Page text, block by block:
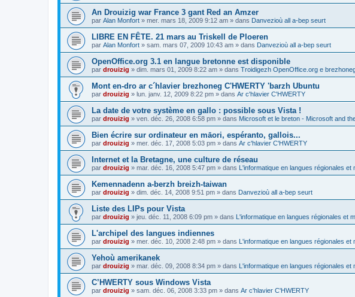
An Drouizig war France 3 gant Red an Amzer
par Alan Monfort » mer. mars 18, 2009 9:12 am » dans Danvezioù all a-bep seurt
LIBRE EN FÊTE. 21 mars au Triskell de Ploeren
par Alan Monfort » sam. mars 07, 2009 10:43 am » dans Danvezioù all a-bep seurt
OpenOffice.org 3.1 en langue bretonne est disponible
par drouizig » dim. mars 01, 2009 8:22 am » dans Troidigezh OpenOffice.org e
Mont en-dro ar c´hlavier brezhoneg C'HWERTY 'barzh Ubuntu
par drouizig » lun. janv. 12, 2009 8:22 pm » dans Ar c'hlavier C'HWERTY
La date de votre système en gallo : possible sous Vista !
par drouizig » ven. déc. 26, 2008 6:58 pm » dans Microsoft et le breton - Microsoft and
Bien écrire sur ordinateur en māori, espéranto, gallois...
par drouizig » mer. déc. 17, 2008 5:03 pm » dans Ar c'hlavier C'HWERTY
Internet et la Bretagne, une culture de réseau
par drouizig » mar. déc. 16, 2008 5:47 pm » dans L'informatique en langues régionales et
Kemennadenn a-berzh breizh-taiwan
par drouizig » dim. déc. 14, 2008 9:51 pm » dans Danvezioù all a-bep seurt
Liste des LIPs pour Vista
par drouizig » jeu. déc. 11, 2008 6:09 pm » dans L'informatique en langues régionales et
L'archipel des langues indiennes
par drouizig » mer. déc. 10, 2008 2:48 pm » dans L'informatique en langues régionales et
Yehoù amerikanek
par drouizig » mar. déc. 09, 2008 8:34 pm » dans L'informatique en langues régionales et
C’HWERTY sous Windows Vista
par drouizig » sam. déc. 06, 2008 3:33 pm » dans Ar c'hlavier C'HWERTY